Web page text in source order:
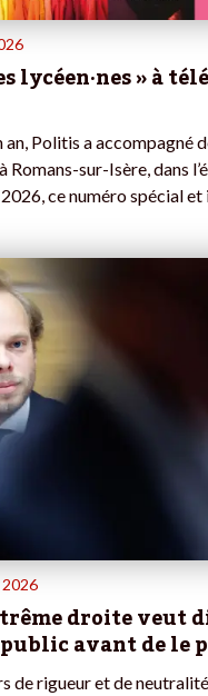
lycéen·nes » à
an, Politis a accompagné
Romans-sur-Isère, dans
2026, ce numéro spécial
2026
droite veut
avant de le
de rigueur et de